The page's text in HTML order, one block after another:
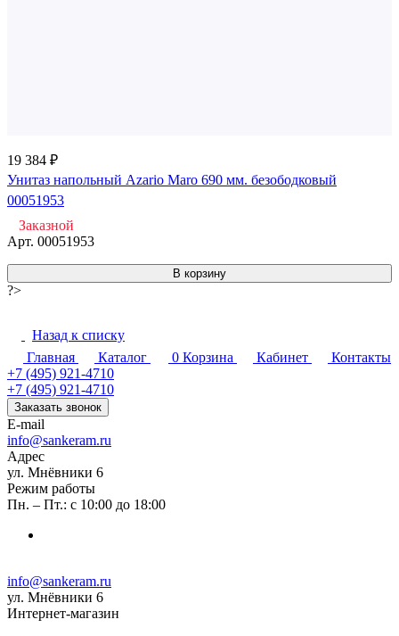
19 384 ₽
Унитаз напольный Azario Maro 690 мм. безободковый
00051953
Заказной
Арт. 00051953
В корзину
?>
Назад к списку
Главная
Каталог 0 Корзина Кабинет
Контакты
+7 (495) 921-4710
+7 (495) 921-4710
Заказать звонок
E-mail
info@sankeram.ru
Адрес
ул. Мнёвники 6
Режим работы
Пн. – Пт.: с 10:00 до 18:00
info@sankeram.ru
ул. Мнёвники 6
Интернет-магазин